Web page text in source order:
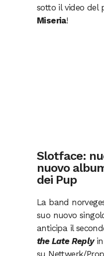
sotto il video del
Miseria!
Slotface:
nuovo
dei Pup
La band
suo nuovo
anticipa il
the Late Replyin
su Nettwerk/